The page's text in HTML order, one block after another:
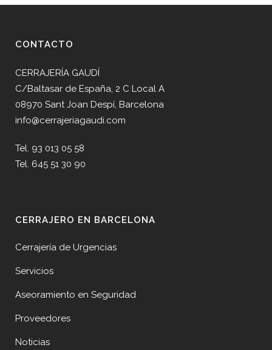
CONTACTO
CERRAJERÍA GAUDÍ
C/Baltasar de España, 2 C Local A
08970 Sant Joan Despí, Barcelona
info@cerrajeriagaudi.com
Tel. 93 013 05 58
Tel. 645 51 30 90
CERRAJERO EN BARCELONA
Cerrajería de Urgencias
Servicios
Aseoramiento en Seguridad
Proveedores
Noticias